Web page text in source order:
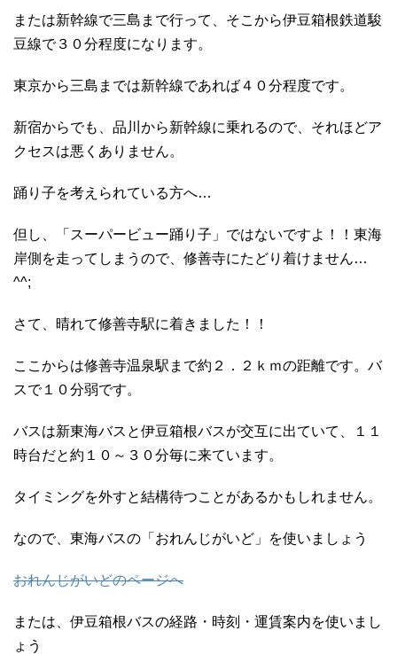
または新幹線で三島まで行って、そこから伊豆箱根鉄道駿
豆線で３０分程度になります。
東京から三島までは新幹線であれば４０分程度です。
新宿からでも、品川から新幹線に乗れるので、それほどア
クセスは悪くありません。
踊り子を考えられている方へ…
但し、「スーパービュー踊り子」ではないですよ！！東海
岸側を走ってしまうので、修善寺にたどり着けません…
^^;
さて、晴れて修善寺駅に着きました！！
ここからは修善寺温泉駅まで約２．２ｋｍの距離です。バ
スで１０分弱です。
バスは新東海バスと伊豆箱根バスが交互に出ていて、１１
時台だと約１０～３０分毎に来ています。
タイミングを外すと結構待つことがあるかもしれません。
なので、東海バスの「おれんじがいど」を使いましょう
おれんじがいどのページへ
または、伊豆箱根バスの経路・時刻・運賃案内を使いまし
ょう